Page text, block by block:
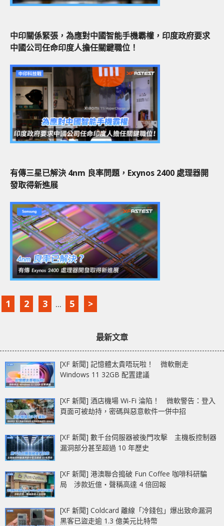
中印關係緊張，為應對中國智能手機霸權，印度政府要求
中國公司任命印度人擔任關鍵職位！
有傳三星已解決 4nm 良率問題，Exynos 2400 處理器開
發取得新進展
1 2 3 ... 5 >
最新文章
[XF 新聞] 記憶體太貴唔玩啦！ 微軟刪走
Windows 11 32GB 配置建議
[XF 新聞] 酒店機場 Wi-Fi 淪陷！ 微軟警告：登入
頁面可被劫持，密碼與惡意軟件一併中招
[XF 新聞] 數千台伺服器被後門攻擊 主機板控制器
漏洞部分甚至超過 10 年歷史
[XF 新聞] 港澳聯合搗破 Fun Coffee 咖啡科研騙
局 涉款近億‧聲稱高達 4 倍回報
[XF 新聞] Coldcard 離線「冷錢包」爆出致命漏洞
黑客已盜走逾 1.3 億美元比特幣